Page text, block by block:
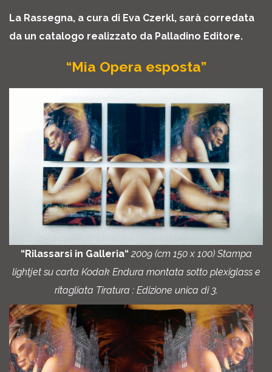
La Rassegna, a cura di Eva Czerkl, sarà corredata
da un catalogo realizzato da Palladino Editore.
“Mia Opera esposta”
“Rilassarsi in Galleria“ 2009 (cm 150 x 100) Stampa
lightjet su carta Kodak Endura montata sotto plexiglass e
ritagliata Tiratura : Edizione unica di 3.